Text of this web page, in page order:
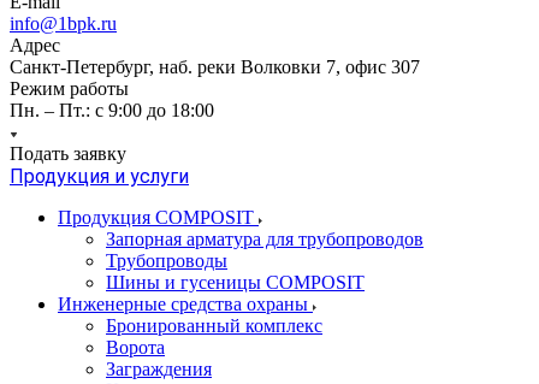
info@1bpk.ru
Адрес
Санкт-Петербург, наб. реки Волковки 7, офис 307
Режим работы
Пн. – Пт.: с 9:00 до 18:00
Подать заявку
Продукция и услуги
Продукция COMPOSIT
Запорная арматура для трубопроводов
Трубопроводы
Шины и гусеницы COMPOSIT
Инженерные средства охраны
Бронированный комплекс
Ворота
Заграждения